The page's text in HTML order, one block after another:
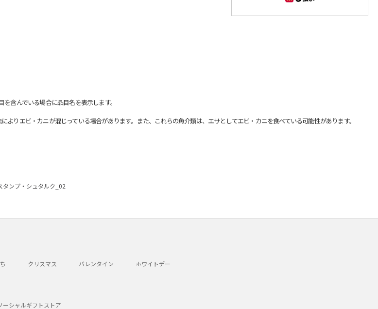
含んでいる場合に品目名を表示します。
りエビ・カニが混じっている場合があります。また、これらの魚介類は、エサとしてエビ・カニを食べている可能性があります。
ンプ・シュタルク_02
クリスマス バレンタイン ホワイトデー
ーシャルギフトストア